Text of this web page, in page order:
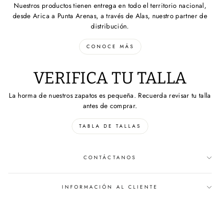
Nuestros productos tienen entrega en todo el territorio nacional,
desde Arica a Punta Arenas, a través de Alas, nuestro partner de
distribución.
CONOCE MÁS
VERIFICA TU TALLA
La horma de nuestros zapatos es pequeña. Recuerda revisar tu talla
antes de comprar.
TABLA DE TALLAS
CONTÁCTANOS
INFORMACIÓN AL CLIENTE